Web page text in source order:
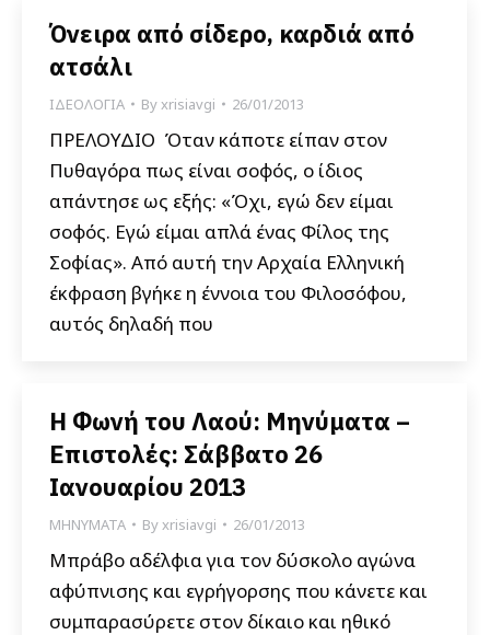
Όνειρα από σίδερο, καρδιά από
ατσάλι
ΙΔΕΟΛΟΓΙΑ Byxrisiavgi 26/01/2013
ΠΡΕΛΟΥΔΙΟ Όταν κάποτε είπαν στον
Πυθαγόρα πως είναι σοφός, ο ίδιος
απάντησε ως εξής: «Όχι, εγώ δεν είμαι
σοφός. Εγώ είμαι απλά ένας Φίλος της
Σοφίας». Από αυτή την Αρχαία Ελληνική
έκφραση βγήκε η έννοια του Φιλοσόφου,
αυτός δηλαδή που
Η Φωνή του Λαού: Μηνύματα –
Επιστολές: Σάββατο 26
Ιανουαρίου 2013
ΜΗΝΥΜΑΤΑ Byxrisiavgi 26/01/2013
Μπράβο αδέλφια για τον δύσκολο αγώνα
αφύπνισης και εγρήγορσης που κάνετε και
συμπαρασύρετε στον δίκαιο και ηθικό